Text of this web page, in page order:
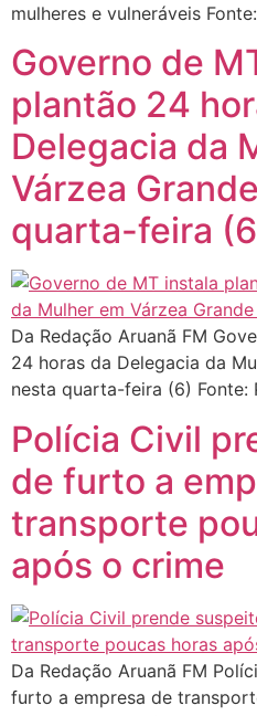
mulheres e vulneráveis
Governo de
plantão 24
Delegacia da
Várzea
quarta-feira
Da Redação Aruanã FM
24 horas da Delegacia da
nesta quarta-feira (6) Fonte:
Polícia Civil
de furto a
transporte
após o crime
Da Redação Aruanã FM
furto a empresa de